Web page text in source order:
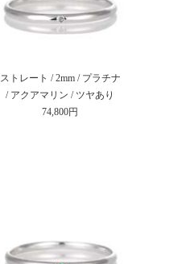
ストレート / 2mm / プラチナ
/ アクアマリン / ツヤあり
74,800円